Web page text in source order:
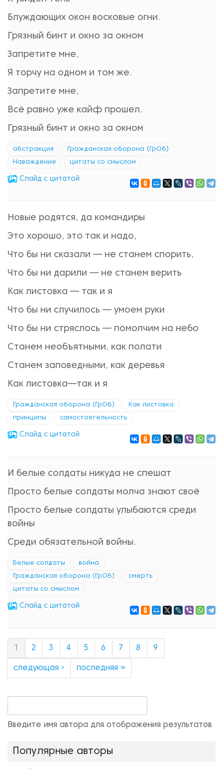
Блуждающих окон восковые огни.
Грязный бинт и окно за окном
Запретите мне,
Я торчу на одном и том же.
Запретите мне,
Всё равно уже кайф прошел.
Грязный бинт и окно за окном
абстракция Гражданская оборона (ГрОб)
Наваждение цитаты со смыслом
Cлайд с цитатой
Новые родятся, да командиры
Это хорошо, это так и надо,
Что бы ни сказали — не станем спорить,
Что бы ни дарили — не станем верить
Как листовка — так и я
Что бы ни случилось — умоем руки
Что бы ни стряслось — помолчим на небо
Станем необъятными, как полати
Станем заповедными, как деревья
Как листовка—так и я
Гражданская оборона (ГрОб) Как листовка
принципы самостоятельность
Cлайд с цитатой
И белые солдаты никуда не спешат
Просто белые солдаты молча знают своё
Просто белые солдаты улыбаются среди
войны
Среди обязательной войны.
Белые солдаты война
Гражданская оборона (ГрОб) смерть
цитаты со смыслом
Cлайд с цитатой
2 3 4 5 6 7 8 9
следующая › последняя »
Введите имя автора для отображения результатов
Популярные авторы